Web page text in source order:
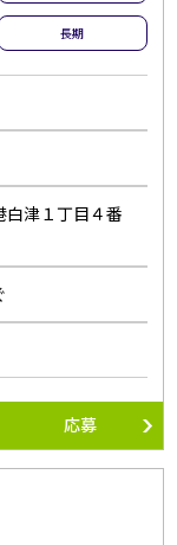
長期
津１丁目４番
応募